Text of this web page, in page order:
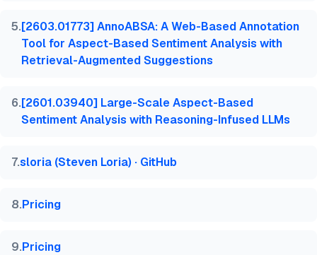
5.[2603.01773] AnnoABSA: A Web-Based Annotation
Tool for Aspect-Based Sentiment Analysis with
Retrieval-Augmented Suggestions
6.[2601.03940] Large-Scale Aspect-Based
Sentiment Analysis with Reasoning-Infused LLMs
7.sloria (Steven Loria) · GitHub
8.Pricing
9.Pricing